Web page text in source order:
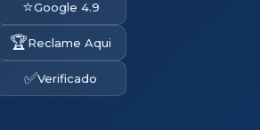
⭐Google 4.9
🏆Reclame Aqui
✅Verificado